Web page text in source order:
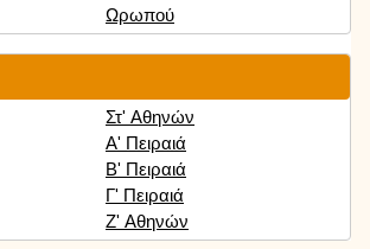
Ωρωπού
Στ' Αθηνών
Α' Πειραιά
Β' Πειραιά
Γ' Πειραιά
Ζ' Αθηνών